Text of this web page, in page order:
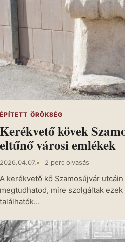
ÉPÍTETT ÖRÖKSÉG
Kerékvető kövek
eltűnő városi emlékek
2026.04.07. 2 perc olvasás
A kerékvető kő Szamosújvár utcáin
megtudhatod, mire szolgáltak
találhatók…